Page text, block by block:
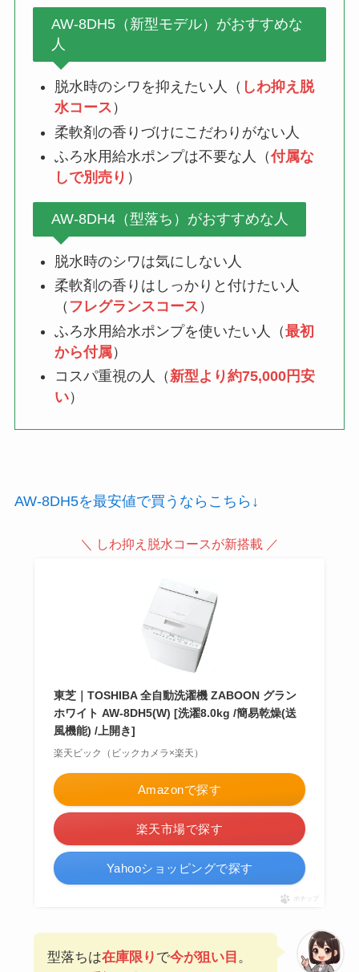
AW-8DH5（新型モデル）がおすすめな
人
脱水時のシワを抑えたい人（ しわ抑え脱
水コース ）
柔軟剤の香りづけにこだわりがない人
ふろ水用給水ポンプは不要な人（付属な
しで別売り ）
AW-8DH4（型落ち）がおすすめな人
脱水時のシワは気にしない人
柔軟剤の香りはしっかりと付けたい人
（ フレグランスコース ）
ふろ水用給水ポンプを使いたい人（最初
から付属）
コスパ重視の人（新型より約75,000円安
い）
AW-8DH5を最安値で買うならこちら↓
＼ しわ抑え脱水コースが新搭載 ／
東芝｜TOSHIBA 全自動洗濯機 ZABOON グラン
ホワイト AW-8DH5(W) [洗濯8.0kg /簡易乾燥(送
風機能) /上開き]
楽天ビック（ビックカメラ×楽天）
Amazonで探す
楽天市場で探す
Yahooショッピングで探す
ポチップ
型落ちは在庫限り で今が狙い目 。